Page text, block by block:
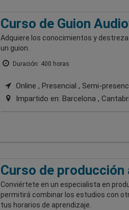
Curso de Guion
Adquiere los conocimientos y
un guion.
Duración: 400 horas
Online , Presencial , Semi-
Impartido en: Barcelona ,
Curso de producción
Conviértete en un especialista en
permitirá combinar los estudios con
tus horarios de aprendizaje.